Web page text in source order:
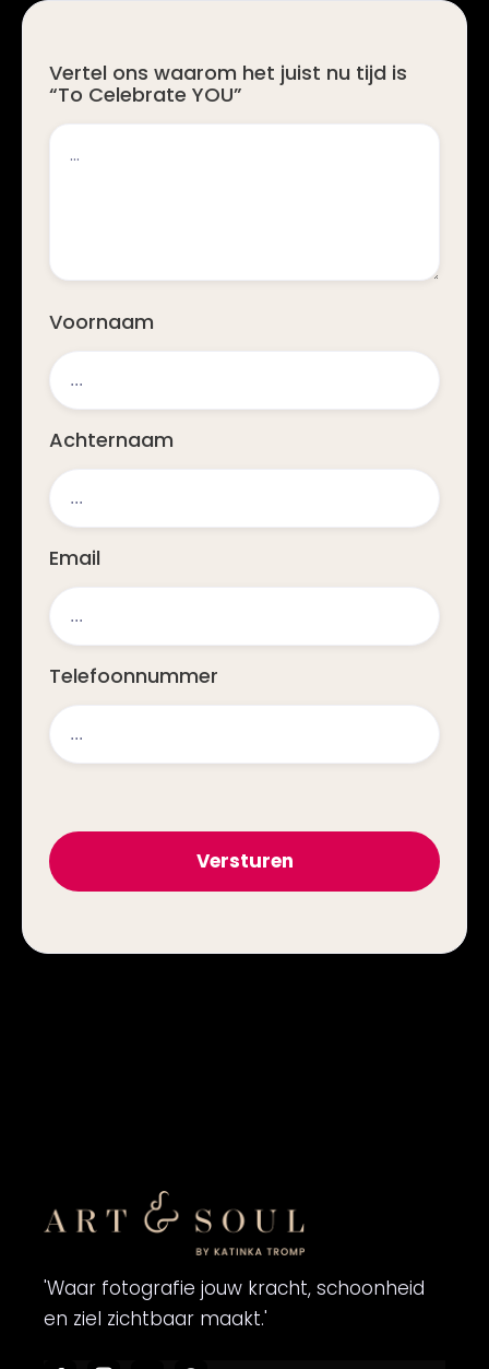
Vertel ons waarom het juist nu tijd is
“To Celebrate YOU”
Voornaam
Achternaam
Email
Telefoonnummer
'Waar fotografie jouw kracht, schoonheid
en ziel zichtbaar maakt.'